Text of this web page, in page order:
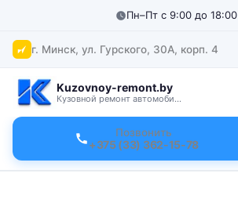
Пн–Пт с 9:00 до 18:00
г. Минск, ул. Гурского, 30А, корп. 4
Kuzovnoy-remont.by
Кузовной ремонт автомобилей
Позвонить
+375 (33) 362-15-78
содержимому